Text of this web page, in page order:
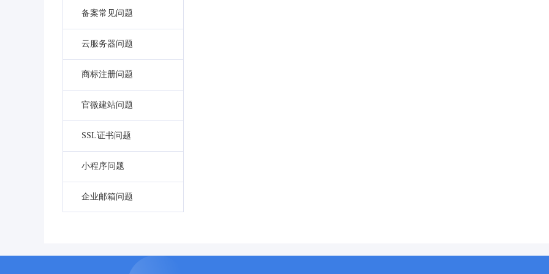
备案常见问题
云服务器问题
商标注册问题
官微建站问题
SSL证书问题
小程序问题
企业邮箱问题